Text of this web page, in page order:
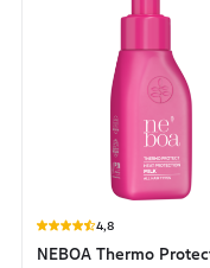
4,8
NEBOA Thermo